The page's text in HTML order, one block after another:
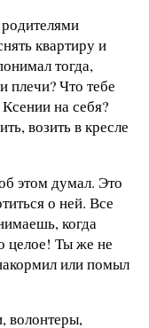
квартиру и
тогда,
плечи? Что тебе
на себя?
возить в кресле
этом думал. Это
о ней. Все
когда
целое! Ты же не
или помыл
волонтеры,